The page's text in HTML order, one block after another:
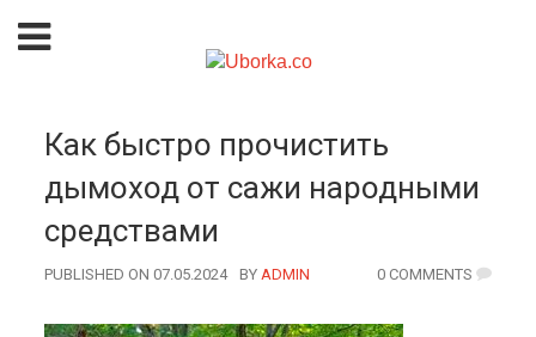
Как быстро прочистить
дымоход от сажи народными
средствами
PUBLISHED ON 07.05.2024 BY AUTHOR
ADMIN 0 COMMENTS